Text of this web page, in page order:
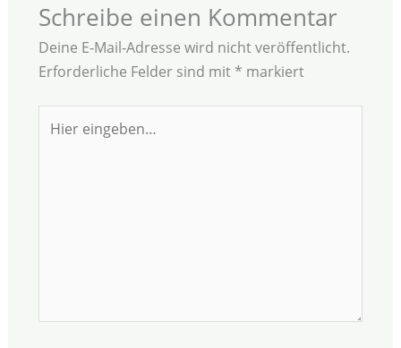
Schreibe einen Kommentar
Deine E-Mail-Adresse wird nicht veröffentlicht.
Erforderliche Felder sind mit * markiert
eingeben…